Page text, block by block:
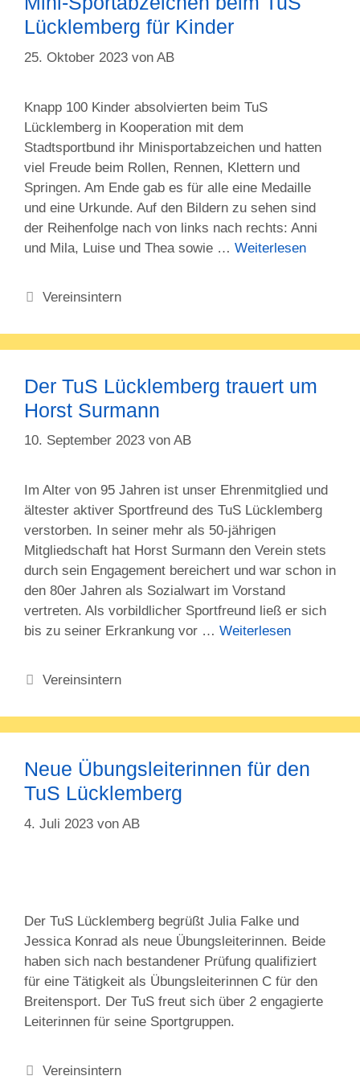
Lücklemberg für Kinder
25. Oktober 2023 von AB
Knapp 100 Kinder absolvierten beim TuS
Lücklemberg in Kooperation mit dem
Stadtsportbund ihr Minisportabzeichen und hatten
viel Freude beim Rollen, Rennen, Klettern und
Springen. Am Ende gab es für alle eine Medaille
und eine Urkunde. Auf den Bildern zu sehen sind
der Reihenfolge nach von links nach rechts: Anni
und Mila, Luise und Thea sowie … Weiterlesen
Kategorien
Vereinsintern
Der TuS Lücklemberg trauert um
Horst Surmann
10. September 2023 von AB
Im Alter von 95 Jahren ist unser Ehrenmitglied und
ältester aktiver Sportfreund des TuS Lücklemberg
verstorben. In seiner mehr als 50-jährigen
Mitgliedschaft hat Horst Surmann den Verein stets
durch sein Engagement bereichert und war schon in
den 80er Jahren als Sozialwart im Vorstand
vertreten. Als vorbildlicher Sportfreund ließ er sich
bis zu seiner Erkrankung vor … Weiterlesen
Kategorien
Vereinsintern
Neue Übungsleiterinnen für den
TuS Lücklemberg
4. Juli 2023 von AB
Der TuS Lücklemberg begrüßt Julia Falke und
Jessica Konrad als neue Übungsleiterinnen. Beide
haben sich nach bestandener Prüfung qualifiziert
für eine Tätigkeit als Übungsleiterinnen C für den
Breitensport. Der TuS freut sich über 2 engagierte
Leiterinnen für seine Sportgruppen.
Kategorien
Vereinsintern